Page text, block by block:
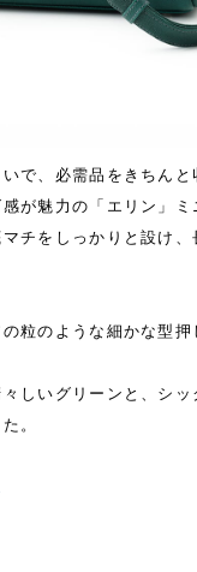
で、必需品をきちんと
が魅力の「エリン」ミ
チをしっかりと設け、
粒のような細かな型押
しいグリーンと、シ
。